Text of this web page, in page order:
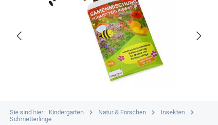
Sie sind hier: Kindergarten Natur & Forschen
Insekten
Schmetterlinge